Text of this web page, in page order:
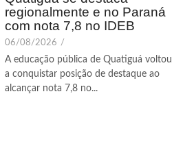
regionalmente e no Paraná
com nota 7,8 no IDEB
06/08/2026 /
A educação pública de Quatiguá voltou
a conquistar posição de destaque ao
alcançar nota 7,8 no...